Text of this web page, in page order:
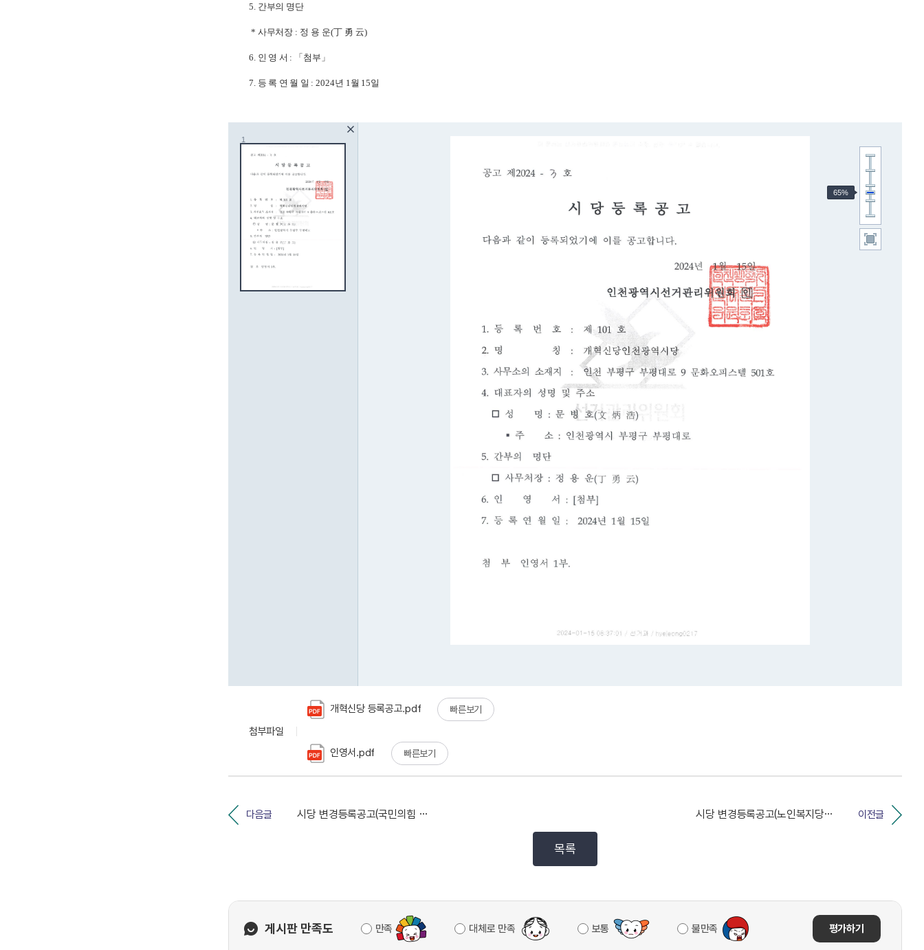
5. 간부의 명단
* 사무처장 : 정 용 운(丁 勇 云)
6. 인 영 서 : 「 첨부 」
7. 등 록 연 월 일 : 2024년 1월 15일
첨부파일
개혁신당 등록공고.pdf 빠른보기
인영서.pdf 빠른보기
다음글 시당 변경등록공고(국민의힘 간부) 이전글
시당 변경등록공고(노인복지당인천광역시당)
목록
게시판 만족도 만족 대체로 만족 보통 불만족 평가하기